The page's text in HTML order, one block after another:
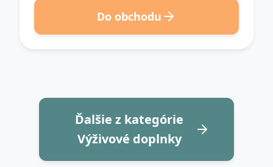
Do obchodu
Ďalšie z kategórie
Výživové doplnky